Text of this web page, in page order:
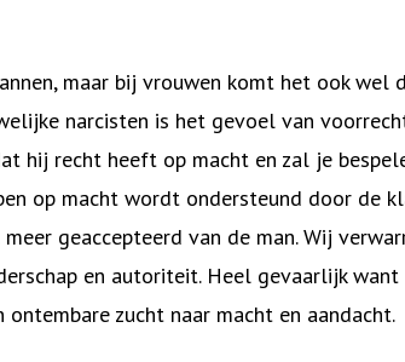
maar bij vrouwen komt het ook
narcisten is het gevoel van
hij recht heeft op macht en zal je
op macht wordt ondersteund door de
geaccepteerd van de man. Wij
en autoriteit. Heel gevaarlijk
zucht naar macht en aandacht.